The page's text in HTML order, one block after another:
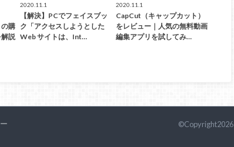
購
説
2020.11.1
【解決】PCでフェイスブッ
ク「アクセスしようとした
Web サイトは、Int…
2020.11.1
CapCut（キャップカット）
をレビュー｜人気の無料動画
編集アプリを試してみ…
©Copyright2026